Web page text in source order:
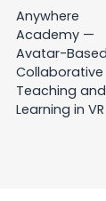
Anywhere
Academy —
Avatar-Based
Collaborative
Teaching and
Learning in VR